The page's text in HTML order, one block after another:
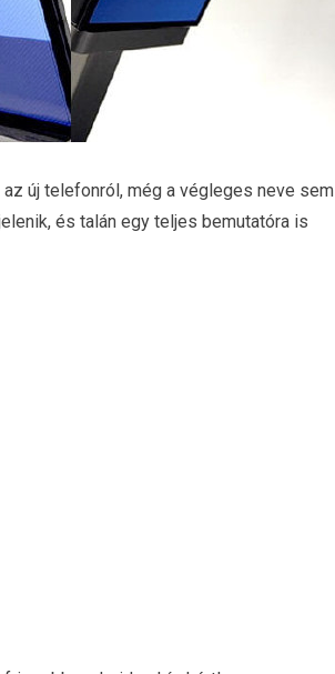
új telefonról, még a végleges neve sem
és talán egy teljes bemutatóra is